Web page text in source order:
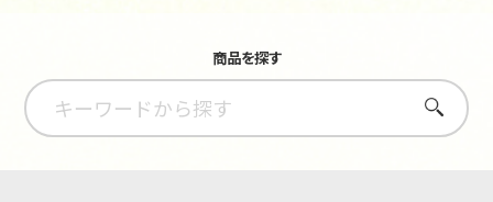
商品を探す
さがす